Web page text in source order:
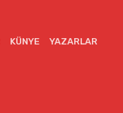
KÜNYE
YAZARLAR